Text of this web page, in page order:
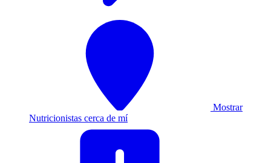
Mostrar
Nutricionistas cerca de mí